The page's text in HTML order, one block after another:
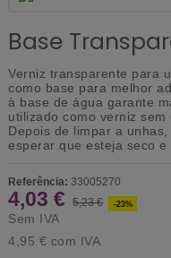
Base
Verniz transparente para
como base para melhor
à base de água garante
utilizado como verniz
Depois de limpar a
esperar que esteja seco
Referência: 33005270
4,03 € 5,23 € -23%
Sem IVA
4,95 € com IVA